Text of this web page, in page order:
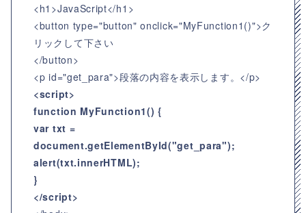
<h1>JavaScript</h1>
<button type="button" onclick="MyFunction1()">ク
リックして下さい
</button>
<p id="get_para">段落の内容を表示します。</p>
<script>
function MyFunction1() {
var txt =
document.getElementById("get_para");
alert(txt.innerHTML);
}
</script>